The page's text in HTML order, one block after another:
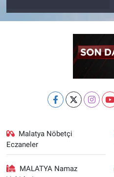
Malatya Nöbetçi
Eczaneler
MALATYA Namaz